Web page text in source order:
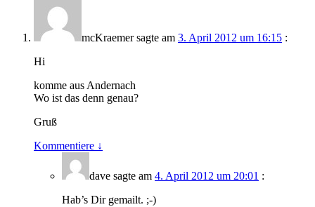
mcKraemersagte am 3. April 2012 um 16:15 :
Hi
komme aus Andernach
Wo ist das denn genau?
Gruß
Kommentiere ↓
dave sagte am 4. April 2012 um 20:01 :
Hab’s Dir gemailt. ;-)